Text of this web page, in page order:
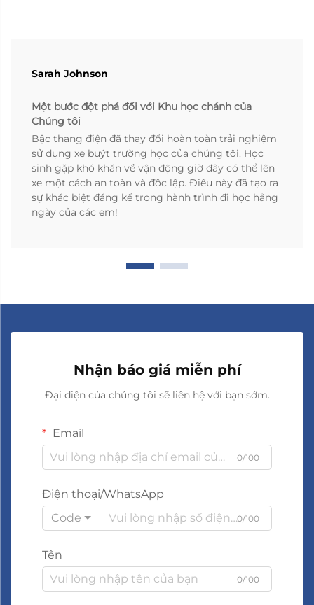
Sarah Johnson
Một bước đột phá đối với Khu học chánh của
Chúng tôi
Bậc thang điện đã thay đổi hoàn toàn trải nghiệm
sử dụng xe buýt trường học của chúng tôi. Học
sinh gặp khó khăn về vận động giờ đây có thể lên
xe một cách an toàn và độc lập. Điều này đã tạo ra
sự khác biệt đáng kể trong hành trình đi học hằng
ngày của các em!
Nhận báo giá miễn phí
Đại diện của chúng tôi sẽ liên hệ với bạn sớm.
Email
0/100
Điện thoại/WhatsApp
Code
0/100
Tên
0/100